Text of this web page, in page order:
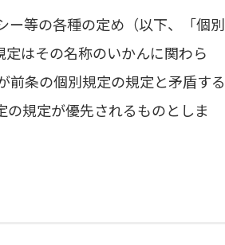
ー等の各種の定め（以下、「個別
はその名称のいかんに関わら
前条の個別規定の規定と矛盾する
規定が優先されるものとしま